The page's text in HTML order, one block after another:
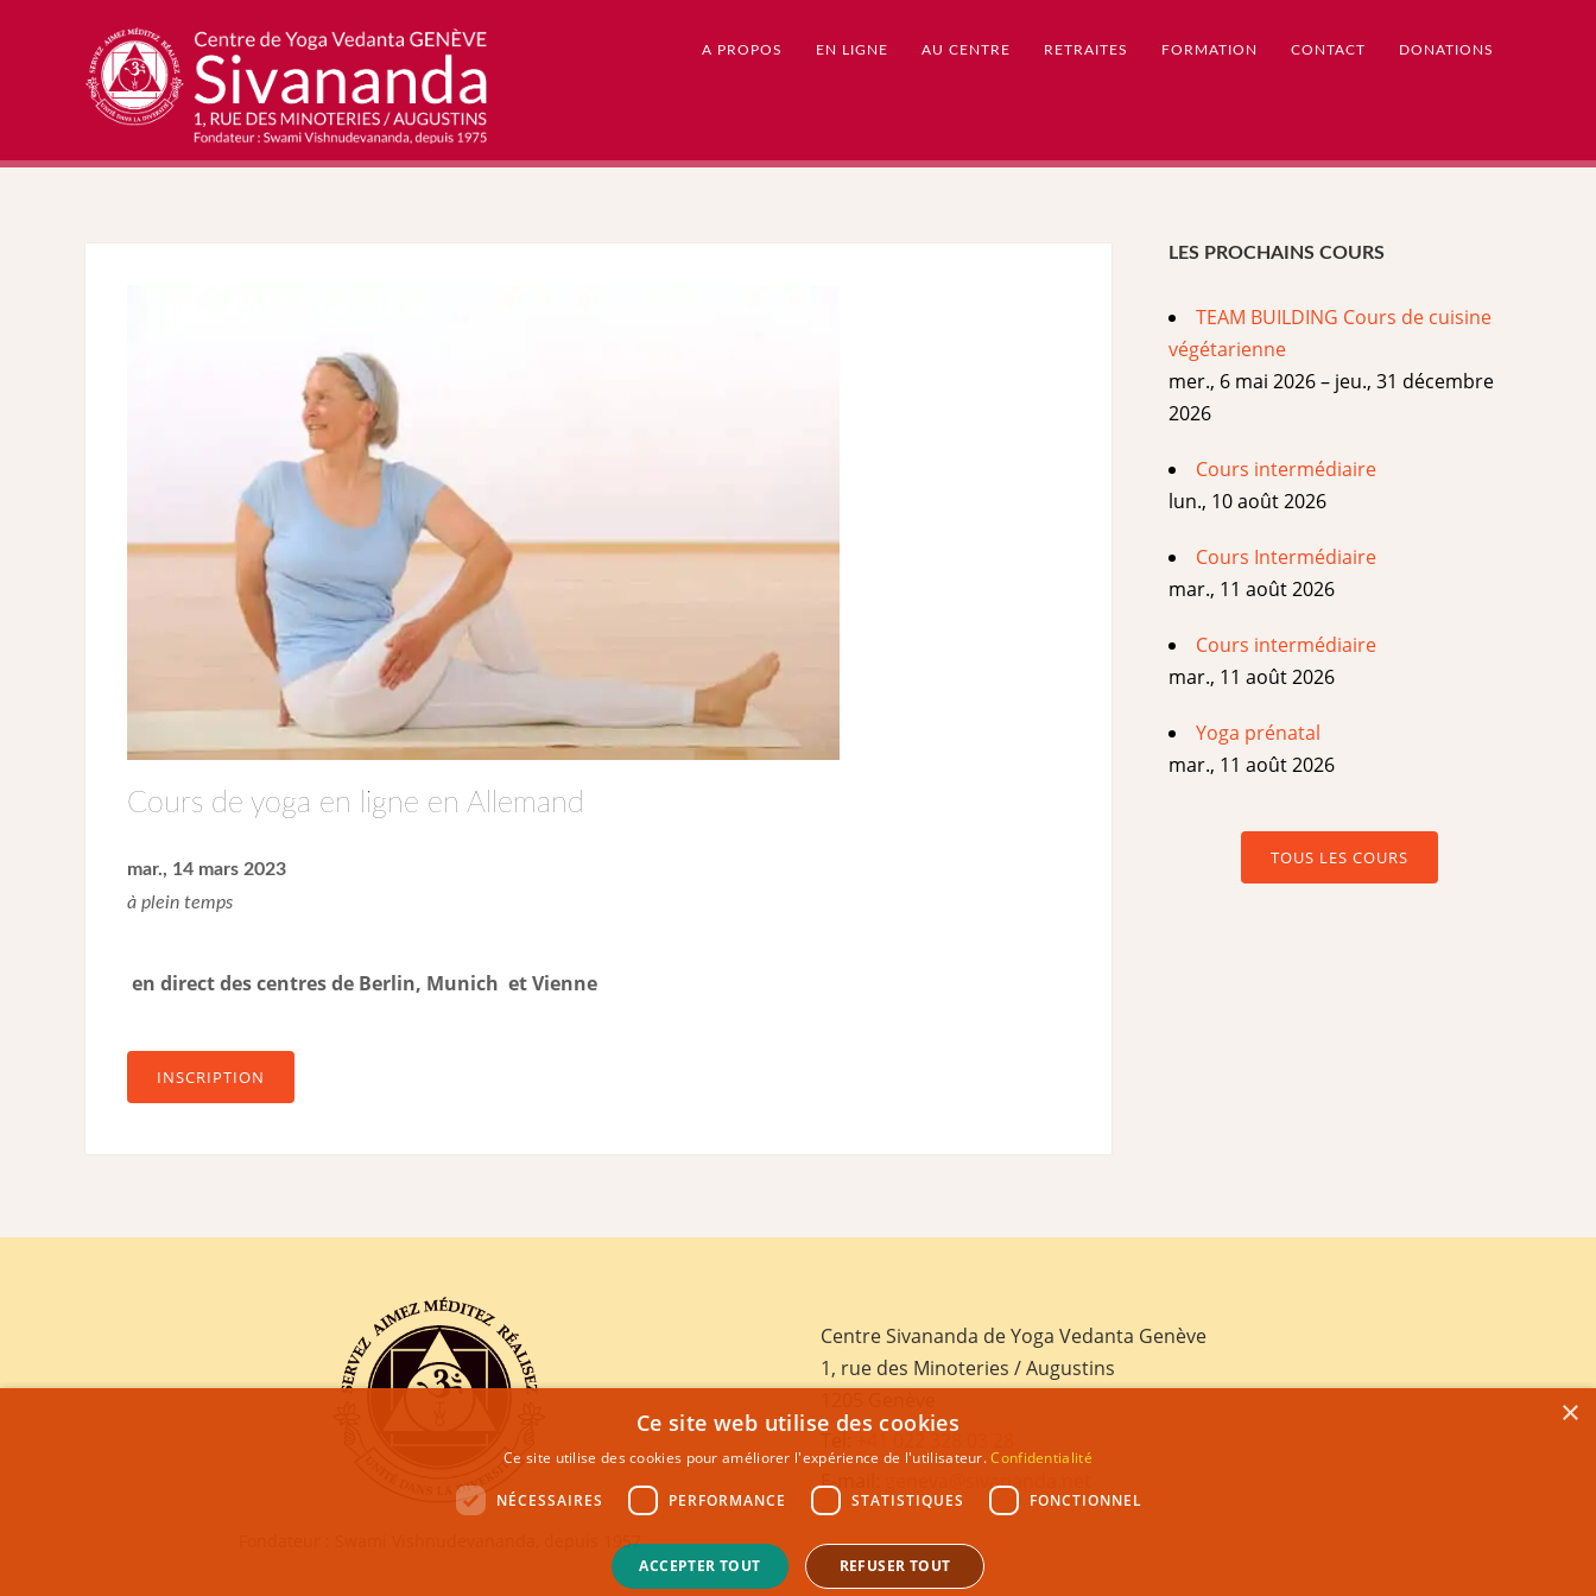
A PROPOS EN LIGNE AU CENTRE RETRAITES FORMATION CONTACT DONATIONS
Cours de yoga en ligne en Allemand
mar., 14 mars 2023
à plein temps
en direct des centres de Berlin, Munich et Vienne
INSCRIPTION
LES PROCHAINS COURS
TEAM BUILDING Cours de cuisine
végétarienne
mer., 6 mai 2026 – jeu., 31 décembre
2026
Cours intermédiaire
lun., 10 août 2026
Cours Intermédiaire
mar., 11 août 2026
Cours intermédiaire
mar., 11 août 2026
Yoga prénatal
mar., 11 août 2026
TOUS LES COURS
Fondateur : Swami Vishnudevananda, depuis 1957
Centre Sivananda de Yoga Vedanta Genève
1, rue des Minoteries / Augustins
E-mail:
geneva@sivananda.net
×
Ce site web utilise des cookies
Ce site utilise des cookies pour améliorer l'expérience de l'utilisateur.Confidentialité
NÉCESSAIRES PERFORMANCE STATISTIQUES FONCTIONNEL
ACCEPTER TOUT REFUSER TOUT